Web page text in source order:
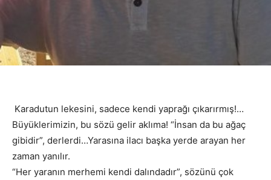
Karadutun lekesini, sadece kendi yaprağı çıkarırmış!…
Büyüklerimizin, bu sözü gelir aklıma! “İnsan da bu ağaç
gibidir”, derlerdi…Yarasına ilacı başka yerde arayan her
zaman yanılır.
“Her yaranın merhemi kendi dalındadır”, sözünü çok